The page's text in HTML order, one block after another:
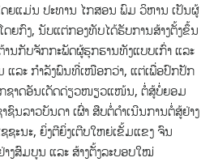
ຍແມ່ນ ປະທານ ໄກສອນ ພົມ ວິຫານ ເປັນຜູ້
ດຍກົງ, ນັບແຕ່ກອງທັບໄດ້ຮັບການສ້າງຕັ້ງຂຶ້ນ
ກັບຈັກກະພັດຜູ້ຮຸກຮານທັງແບບເກົ່າ ແລະ
ແລະ ກຳລັງພົນທີ່ເໜືອກວ່າ, ແຕ່ເພື່ອປົກປັກ
ກຊາດອັນເດັດດ່ຽວໜຽວແໜ້ນ, ຕໍ່ສູ້ບໍ່ຍອມ
ນລາວບັນດາ ເຜົ່າ ສືບຕໍ່ດໍາເນີນການຕໍ່ສູ້ຢ່າງ
ຊະນະ, ຍິ່ງຕີຍິ່ງເຕີບໃຫຍ່ເຂັ້ມແຂງ ຈົນ
ງສົມບູນ ແລະ ສ້າງຕັ້ງລະບອບໃໝ່